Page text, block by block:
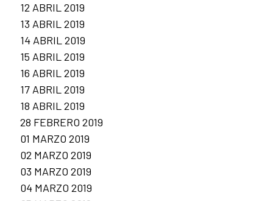
12 ABRIL 2019
13 ABRIL 2019
14 ABRIL 2019
15 ABRIL 2019
16 ABRIL 2019
17 ABRIL 2019
18 ABRIL 2019
28 FEBRERO 2019
01 MARZO 2019
02 MARZO 2019
03 MARZO 2019
04 MARZO 2019